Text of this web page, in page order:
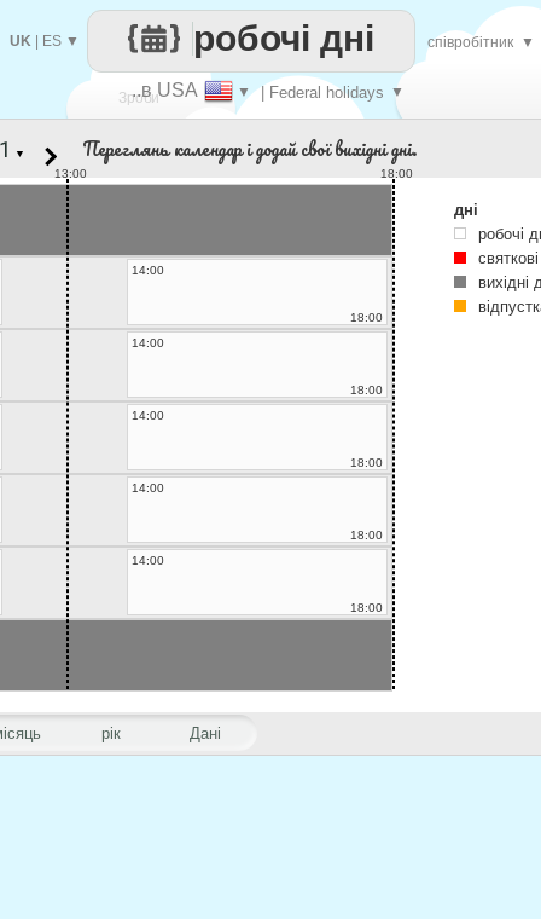
Зроби
..в USA ▼ | Federal holidays ▼
робочі дні
UK ES ▼ співробітник ▼
рік Дані
▼ Переглянь календар і додай свої вихідні дні.
13:00 18:00
14:00
18:00
14:00
18:00
14:00
18:00
14:00
18:00
14:00
18:00
дні
робочі
вихідні